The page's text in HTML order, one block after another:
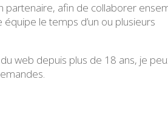
partenaire, afin de collaborer
le temps d’un ou plusieurs
web depuis plus de 18 ans, je